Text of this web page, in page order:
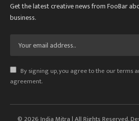
Get the latest creative news from FooBar
business.
By signing up, you agree to the our terms
agreement.